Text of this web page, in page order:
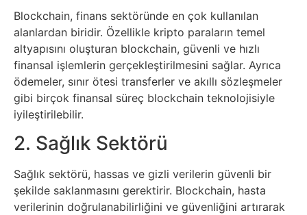
Fikirler
Psikoloji
Sağlık
Scriptler
Seo
Sigorta
Blockchain, finans sektöründe en çok kullanılan
alanlardan biridir. Özellikle kripto paraların temel
altyapısını oluşturan blockchain, güvenli ve hızlı
finansal işlemlerin gerçekleştirilmesini sağlar. Ayrıca
ödemeler, sınır ötesi transferler ve akıllı sözleşmeler
gibi birçok finansal süreç blockchain teknolojisiyle
iyileştirilebilir.
2. Sağlık Sektörü
Sağlık sektörü, hassas ve gizli verilerin güvenli bir
şekilde saklanmasını gerektirir. Blockchain, hasta
verilerinin doğrulanabilirliğini ve güvenliğini artırarak